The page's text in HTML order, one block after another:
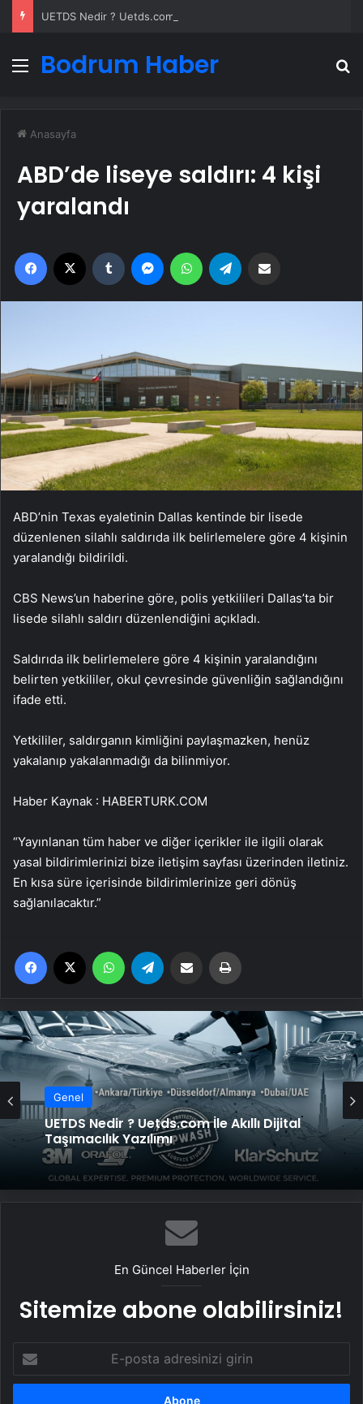
Menü
Bodrum Haber
Anasayfa
ABD’de liseye saldırı: 4 kişi
yaralandı
Facebook Tumblr MessengerWhatsApp
ABD’nin Texas eyaletinin Dallas kentinde bir lisede
düzenlenen silahlı saldırıda ilk belirlemelere göre 4 kişinin
yaralandığı bildirildi.
CBS News’un haberine göre, polis yetkilileri Dallas’ta bir
lisede silahlı saldırı düzenlendiğini açıkladı.
Saldırıda ilk belirlemelere göre 4 kişinin yaralandığını
belirten yetkililer, okul çevresinde güvenliğin sağlandığını
ifade etti.
Yetkililer, saldırganın kimliğini paylaşmazken, henüz
yakalanıp yakalanmadığı da bilinmiyor.
Haber Kaynak : HABERTURK.COM
“Yayınlanan tüm haber ve diğer içerikler ile ilgili olarak
yasal bildirimlerinizi bize iletişim sayfası üzerinden iletiniz.
En kısa süre içerisinde bildirimlerinize geri dönüş
sağlanılacaktır.”
Facebook WhatsApp Email'den paylaş
Genel
UETDS Nedir ? Uetds.com İle Akıllı Dijital
Taşımacılık Yazılımı
En Güncel Haberler İçin
Sitemize abone olabilirsiniz!
posta
adresinizi